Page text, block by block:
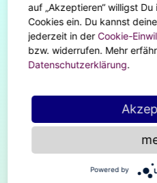
BODY & SOUL
Astralreise: Deine
auf „Akzeptieren“ willigst
Cookies ein. Du kannst
jederzeit in der Cookie-
bzw. widerrufen. Mehr
Datenschutzerklärung.
Powered by